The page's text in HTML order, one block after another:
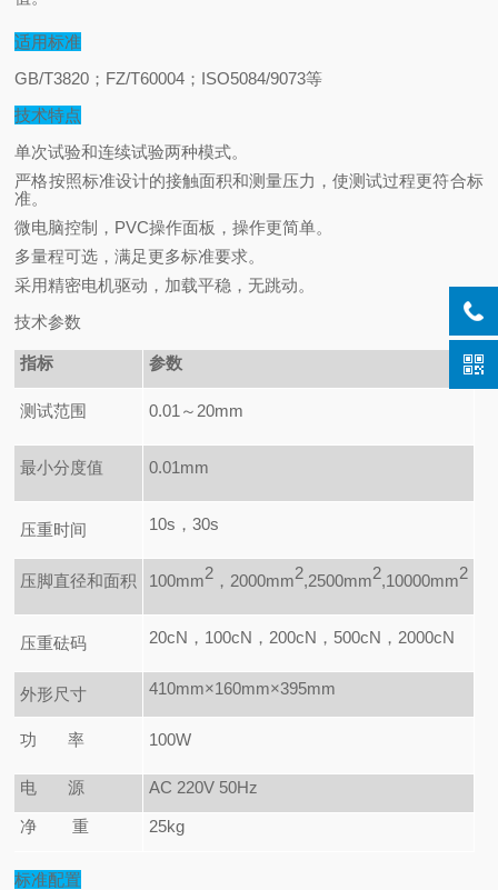
适用标准
GB/T3820 ；FZ/T60004；ISO5084/9073等
技术特点
单次试验和连续试验两种模式。
严格按照标准设计的接触面积和测量压力，使测试过程更符合标
准。
微电脑控制，PVC操作面板，操作更简单。
多量程可选，满足更多标准要求。
采用精密电机驱动，加载平稳，无跳动。
技术参数
指标 参数
测试范围 0.01 ～20mm
最小分度值 0.01mm
压重时间 10s ，30s
压脚直径和面积 100mm2 ，2000mm2,2500mm2,10000mm2
压重砝码 20cN ，100cN，200cN，500cN，2000cN
外形尺寸 410mm×160mm×395mm
功 率 100W
电 源 AC 220V 50Hz
净 重 25kg
标准配置